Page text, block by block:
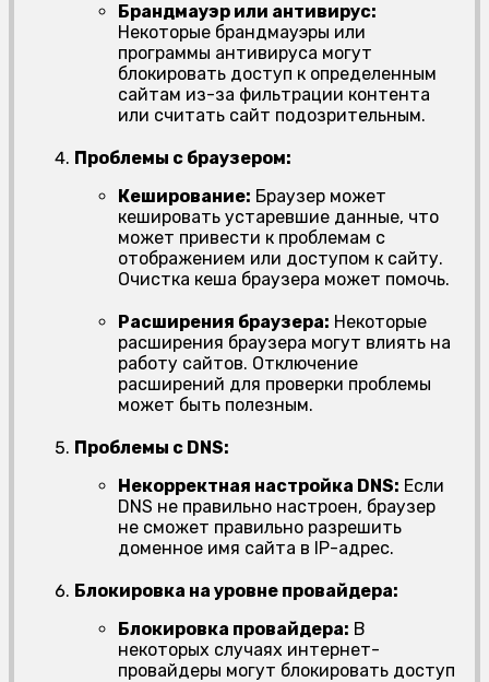
Брандмауэр или антивирус:
Некоторые брандмауэры или
программы антивируса могут
блокировать доступ к определенным
сайтам из-за фильтрации контента
или считать сайт подозрительным.
Проблемы с браузером:
Кеширование: Браузер может
кешировать устаревшие данные, что
может привести к проблемам с
отображением или доступом к сайту.
Очистка кеша браузера может помочь.
Расширения браузера: Некоторые
расширения браузера могут влиять на
работу сайтов. Отключение
расширений для проверки проблемы
может быть полезным.
Проблемы с DNS:
Некорректная настройка DNS: Если
DNS не правильно настроен, браузер
не сможет правильно разрешить
доменное имя сайта в IP-адрес.
Блокировка на уровне провайдера:
Блокировка провайдера: В
некоторых случаях интернет-
провайдеры могут блокировать доступ